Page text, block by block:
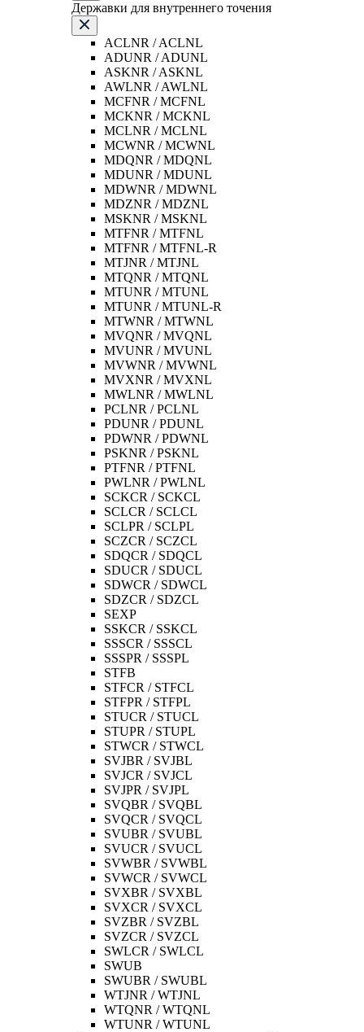
Державки для внутреннего точения
ACLNR / ACLNL
ADUNR / ADUNL
ASKNR / ASKNL
AWLNR / AWLNL
MCFNR / MCFNL
MCKNR / MCKNL
MCLNR / MCLNL
MCWNR / MCWNL
MDQNR / MDQNL
MDUNR / MDUNL
MDWNR / MDWNL
MDZNR / MDZNL
MSKNR / MSKNL
MTFNR / MTFNL
MTFNR / MTFNL-R
MTJNR / MTJNL
MTQNR / MTQNL
MTUNR / MTUNL
MTUNR / MTUNL-R
MTWNR / MTWNL
MVQNR / MVQNL
MVUNR / MVUNL
MVWNR / MVWNL
MVXNR / MVXNL
MWLNR / MWLNL
PCLNR / PCLNL
PDUNR / PDUNL
PDWNR / PDWNL
PSKNR / PSKNL
PTFNR / PTFNL
PWLNR / PWLNL
SCKCR / SCKCL
SCLCR / SCLCL
SCLPR / SCLPL
SCZCR / SCZCL
SDQCR / SDQCL
SDUCR / SDUCL
SDWCR / SDWCL
SDZCR / SDZCL
SEXP
SSKCR / SSKCL
SSSCR / SSSCL
SSSPR / SSSPL
STFB
STFCR / STFCL
STFPR / STFPL
STUCR / STUCL
STUPR / STUPL
STWCR / STWCL
SVJBR / SVJBL
SVJCR / SVJCL
SVJPR / SVJPL
SVQBR / SVQBL
SVQCR / SVQCL
SVUBR / SVUBL
SVUCR / SVUCL
SVWBR / SVWBL
SVWCR / SVWCL
SVXBR / SVXBL
SVXCR / SVXCL
SVZBR / SVZBL
SVZCR / SVZCL
SWLCR / SWLCL
SWUB
SWUBR / SWUBL
WTJNR / WTJNL
WTQNR / WTQNL
WTUNR / WTUNL